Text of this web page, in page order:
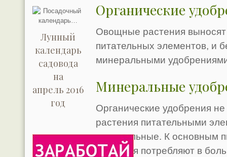
Органические
Овощные растения
питательных элементов, и
минеральными
Минеральные
Органические удобрения
растения питательными
минеральные. К основным
растения потребляют в
Лунный
календарь
садовода
на
апрель 2016
год